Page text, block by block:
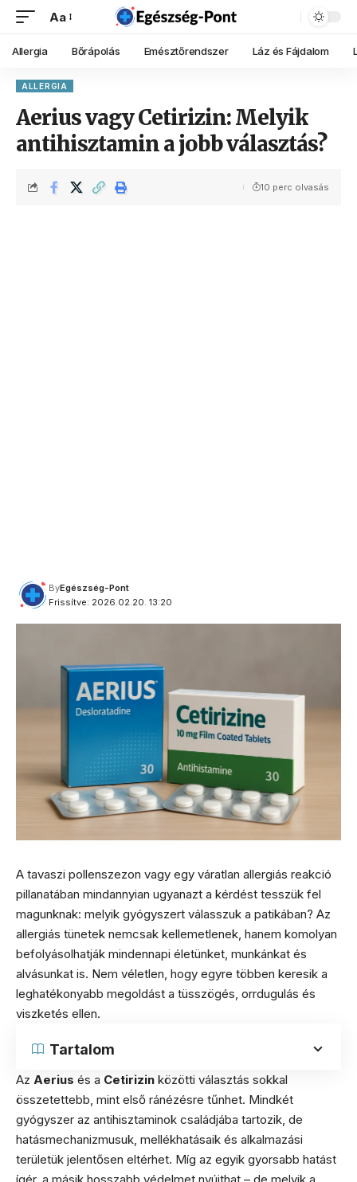
Aa
Allergia Bőrápolás Emésztőrendszer Láz és Fájdalom
ALLERGIA
Aerius vagy Cetirizin: Melyik
antihisztamin a jobb választás?
Frissítve: 2026.02.20. 13:20
ByEgészség-Pont
10 perc olvasás
A tavaszi pollenszezon vagy egy váratlan allergiás reakció
pillanatában mindannyian ugyanazt a kérdést tesszük fel
magunknak: melyik gyógyszert válasszuk a patikában? Az
allergiás tünetek nemcsak kellemetlenek, hanem komolyan
befolyásolhatják mindennapi életünket, munkánkat és
alvásunkat is. Nem véletlen, hogy egyre többen keresik a
leghatékonyabb megoldást a tüsszögés, orrdugulás és
viszketés ellen.
Tartalom
Az Aerius és a Cetirizin közötti választás sokkal
összetettebb, mint első ránézésre tűnhet. Mindkét
gyógyszer az antihisztaminok családjába tartozik, de
hatásmechanizmusuk, mellékhatásaik és alkalmazási
területük jelentősen eltérhet. Míg az egyik gyorsabb hatást